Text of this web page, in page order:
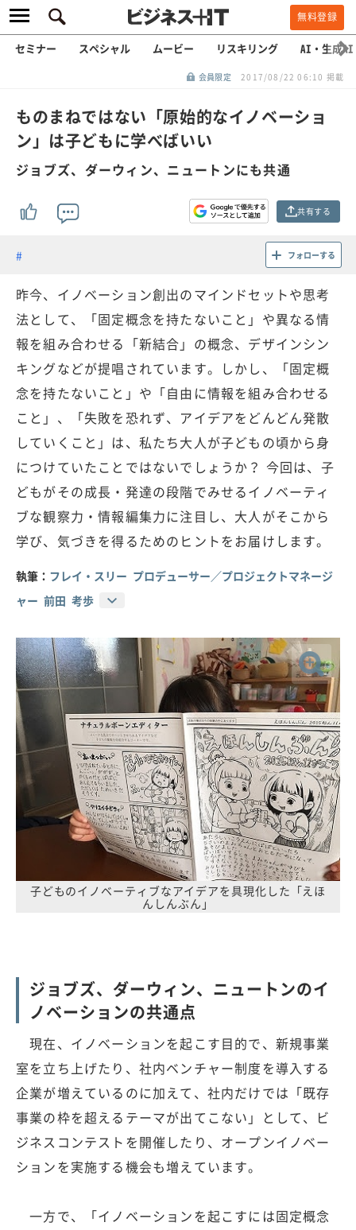
無料登録
セミナー スペシャル ムービー リスキリング AI・生成AI
会員限定 2017/08/22 06:10 掲載
ものまねではない「原始的なイノベーショ
ン」は子どもに学べばいい
ジョブズ、ダーウィン、ニュートンにも共通
共有する
フォローする
昨今、イノベーション創出のマインドセットや思考
法として、「固定概念を持たないこと」や異なる情
報を組み合わせる「新結合」の概念、デザインシン
キングなどが提唱されています。しかし、「固定概
念を持たないこと」や「自由に情報を組み合わせる
こと」、「失敗を恐れず、アイデアをどんどん発散
していくこと」は、私たち大人が子どもの頃から身
につけていたことではないでしょうか？ 今回は、子
どもがその成長・発達の段階でみせるイノベーティ
ブな観察力・情報編集力に注目し、大人がそこから
学び、気づきを得るためのヒントをお届けします。
執筆： フレイ・スリー プロデューサー／プロジェクトマネージ
ャー 前田 考歩
子どものイノベーティブなアイデアを具現化した「えほ
んしんぶん」
ジョブズ、ダーウィン、ニュートンのイ
ノベーションの共通点
現在、イノベーションを起こす目的で、新規事業
室を立ち上げたり、社内ベンチャー制度を導入する
企業が増えているのに加えて、社内だけでは「既存
事業の枠を超えるテーマが出てこない」として、ビ
ジネスコンテストを開催したり、オープンイノベー
ションを実施する機会も増えています。
一方で、「イノベーションを起こすには固定概念